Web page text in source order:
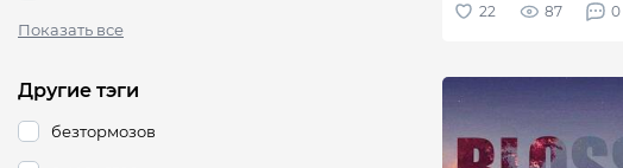
Показать все
Другие тэги
безтормозов